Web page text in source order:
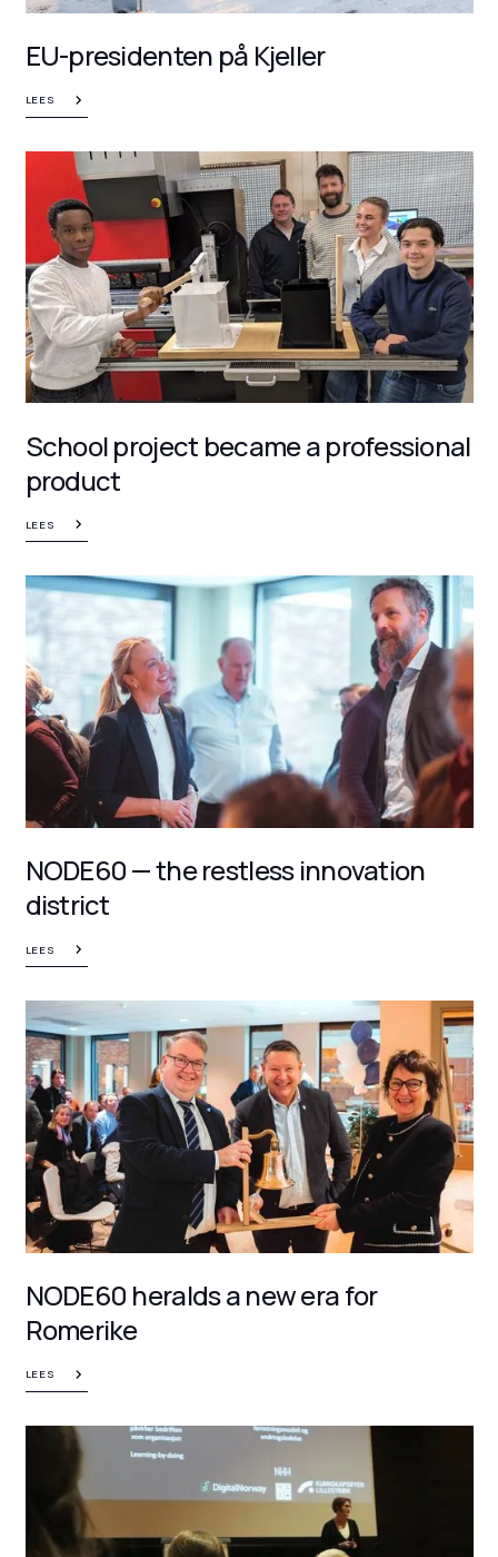
EU-presidenten på Kjeller
LEES
School project became a professional
product
LEES
NODE60 — the restless innovation
district
LEES
NODE60 heralds a new era for
Romerike
LEES